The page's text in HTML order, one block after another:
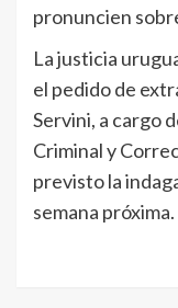
pronuncien
La justicia
el pedido de
Servini, a cargo
Criminal y
previsto la
semana próxima.